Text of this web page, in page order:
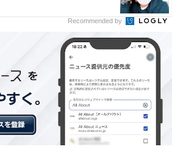
なりました
りながら本体への充電が想像以
ます
非常用電源を用意したい人や、ア
楽しみたい人には、おすすめの商
Recommended by